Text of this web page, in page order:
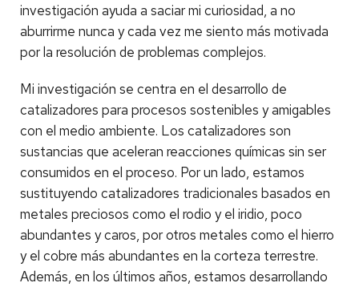
investigación ayuda a saciar mi curiosidad, a no
aburrirme nunca y cada vez me siento más motivada
por la resolución de problemas complejos.
Mi investigación se centra en el desarrollo de
catalizadores para procesos sostenibles y amigables
con el medio ambiente. Los catalizadores son
sustancias que aceleran reacciones químicas sin ser
consumidos en el proceso. Por un lado, estamos
sustituyendo catalizadores tradicionales basados en
metales preciosos como el rodio y el iridio, poco
abundantes y caros, por otros metales como el hierro
y el cobre más abundantes en la corteza terrestre.
Además, en los últimos años, estamos desarrollando